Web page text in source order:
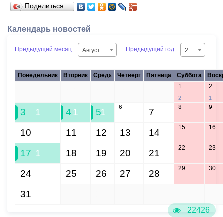
22426
Поделиться…
Календарь новостей
Предыдущий месяц Август Предыдущий год
Понедельник Вторник Среда Четверг Пятница Суббота
1
2
2
1
3 1 4 1 51 6 7 8 9
10 11 12 13 14 15 16
17 1 18 19 20 21 22 23
24 25 26 27 28 29 30
31